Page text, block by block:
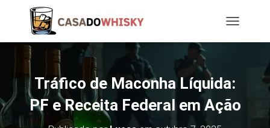
O
E
A
Tráfico de Maconha Líquida:
PF e Receita Federal em Ação